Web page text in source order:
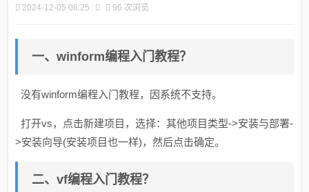
2024-12-05 06:25 96 次浏览
一、winform编程入门教程？
没有winform编程入门教程，因系统不支持。
打开vs，点击新建项目，选择：其他项目类型->安装与部署-
>安装向导(安装项目也一样)，然后点击确定。
二、vf编程入门教程？